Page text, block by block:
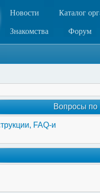
Новости Каталог
Знакомства Форум
Вопросы по
FAQ-и